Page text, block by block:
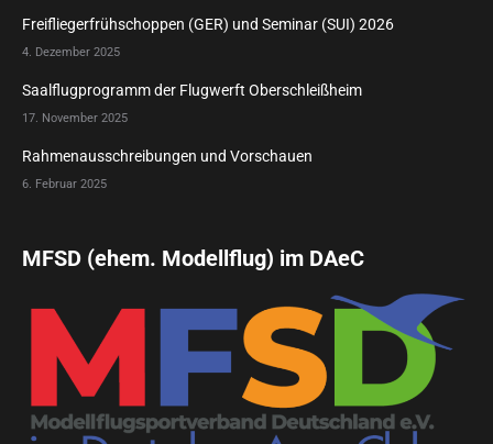
Freifliegerfrühschoppen (GER) und Seminar (SUI) 2026
4. Dezember 2025
Saalflugprogramm der Flugwerft Oberschleißheim
17. November 2025
Rahmenausschreibungen und Vorschauen
6. Februar 2025
MFSD (ehem. Modellflug) im DAeC